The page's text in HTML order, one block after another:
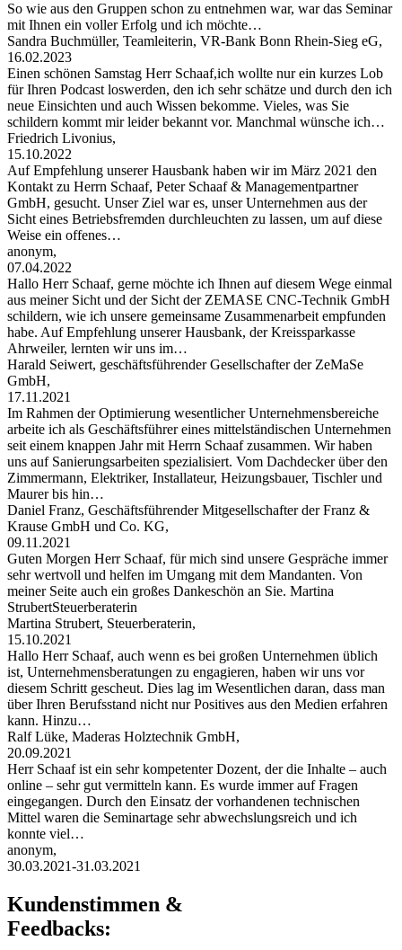
So wie aus den Gruppen schon zu entnehmen war, war das Seminar
mit Ihnen ein voller Erfolg und ich möchte…
Sandra Buchmüller, Teamleiterin, VR-Bank Bonn Rhein-Sieg eG,
16.02.2023
Einen schönen Samstag Herr Schaaf,ich wollte nur ein kurzes Lob
für Ihren Podcast loswerden, den ich sehr schätze und durch den ich
neue Einsichten und auch Wissen bekomme. Vieles, was Sie
schildern kommt mir leider bekannt vor. Manchmal wünsche ich…
Friedrich Livonius,
15.10.2022
Auf Empfehlung unserer Hausbank haben wir im März 2021 den
Kontakt zu Herrn Schaaf, Peter Schaaf & Managementpartner
GmbH, gesucht. Unser Ziel war es, unser Unternehmen aus der
Sicht eines Betriebsfremden durchleuchten zu lassen, um auf diese
Weise ein offenes…
anonym,
07.04.2022
Hallo Herr Schaaf, gerne möchte ich Ihnen auf diesem Wege einmal
aus meiner Sicht und der Sicht der ZEMASE CNC-Technik GmbH
schildern, wie ich unsere gemeinsame Zusammenarbeit empfunden
habe. Auf Empfehlung unserer Hausbank, der Kreissparkasse
Ahrweiler, lernten wir uns im…
Harald Seiwert, geschäftsführender Gesellschafter der ZeMaSe
GmbH,
17.11.2021
Im Rahmen der Optimierung wesentlicher Unternehmensbereiche
arbeite ich als Geschäftsführer eines mittelständischen Unternehmen
seit einem knappen Jahr mit Herrn Schaaf zusammen. Wir haben
uns auf Sanierungsarbeiten spezialisiert. Vom Dachdecker über den
Zimmermann, Elektriker, Installateur, Heizungsbauer, Tischler und
Maurer bis hin…
Daniel Franz, Geschäftsführender Mitgesellschafter der Franz &
Krause GmbH und Co. KG,
09.11.2021
Guten Morgen Herr Schaaf, für mich sind unsere Gespräche immer
sehr wertvoll und helfen im Umgang mit dem Mandanten. Von
meiner Seite auch ein großes Dankeschön an Sie. Martina
StrubertSteuerberaterin
Martina Strubert, Steuerberaterin,
15.10.2021
Hallo Herr Schaaf, auch wenn es bei großen Unternehmen üblich
ist, Unternehmensberatungen zu engagieren, haben wir uns vor
diesem Schritt gescheut. Dies lag im Wesentlichen daran, dass man
über Ihren Berufsstand nicht nur Positives aus den Medien erfahren
kann. Hinzu…
Ralf Lüke, Maderas Holztechnik GmbH,
20.09.2021
Herr Schaaf ist ein sehr kompetenter Dozent, der die Inhalte – auch
online – sehr gut vermitteln kann. Es wurde immer auf Fragen
eingegangen. Durch den Einsatz der vorhandenen technischen
Mittel waren die Seminartage sehr abwechslungsreich und ich
konnte viel…
anonym,
30.03.2021-31.03.2021
Kundenstimmen &
Feedbacks: